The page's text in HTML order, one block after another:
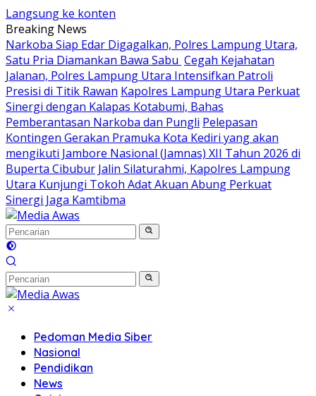
Langsung ke konten
Breaking News
Narkoba Siap Edar Digagalkan, Polres Lampung Utara,
Satu Pria Diamankan Bawa Sabu Cegah Kejahatan
Jalanan, Polres Lampung Utara Intensifkan Patroli
Presisi di Titik Rawan Kapolres Lampung Utara Perkuat
Sinergi dengan Kalapas Kotabumi, Bahas
Pemberantasan Narkoba dan Pungli Pelepasan
Kontingen Gerakan Pramuka Kota Kediri yang akan
mengikuti Jambore Nasional (Jamnas) XII Tahun 2026 di
Buperta Cibubur Jalin Silaturahmi, Kapolres Lampung
Utara Kunjungi Tokoh Adat Akuan Abung Perkuat
Sinergi Jaga Kamtibma
Pedoman Media Siber
Nasional
Pendidikan
News